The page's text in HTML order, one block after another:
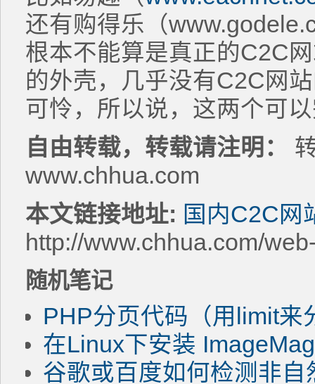
还有购得乐（
根本不能算是真正的C2C
的外壳，几乎没有C2C网
可怜，所以说，这两个可
自由转载，转载请注明：
www.chhua.com
本文链接地址: 国内C2C网
http://www.chhua.com/
随机笔记
PHP分页代码（用limit来
在Linux下安装
谷歌或百度如何检测非